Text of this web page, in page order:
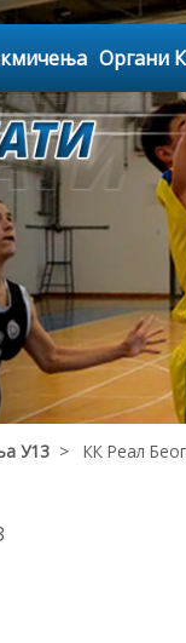
Органи
У13 > КК Реал